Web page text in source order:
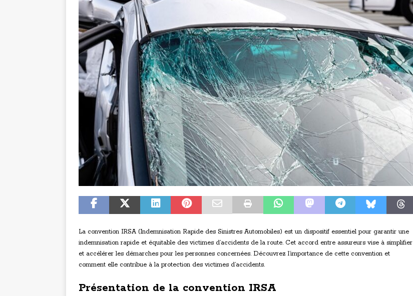
La convention IRSA (Indemnisation Rapide des Sinistres Automobiles) est un dispositif essentiel pour garantir une
indemnisation rapide et équitable des victimes d’accidents de la route. Cet accord entre assureurs vise à simplifier
et accélérer les démarches pour les personnes concernées. Découvrez l’importance de cette convention et
comment elle contribue à la protection des victimes d’accidents.
Présentation de la convention IRSA